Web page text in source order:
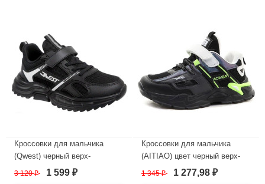
Кроссовки для мальчика
(Qwest) черный верх-
искусственная кожа/текстиль
3 120₽ 1 599 ₽
Кроссовки для мальчика
(AITIAO) цвет черный верх-
искусственная кожа +
1 345₽ 1 277,98 ₽